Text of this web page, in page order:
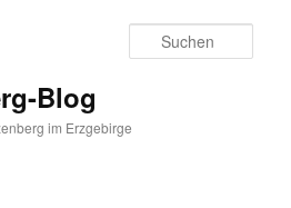
Blog
im Erzgebirge